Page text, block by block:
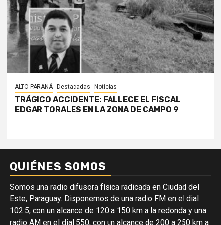
ALTO PARANÁ Destacadas Noticias
TRÁGICO ACCIDENTE: FALLECE EL FISCAL
EDGAR TORALES EN LA ZONA DE CAMPO 9
QUIÉNES SOMOS
Somos una radio difusora física radicada en Ciudad del
Este, Paraguay. Disponemos de una radio FM en el dial
102.5, con un alcance de 120 a 150 km a la redonda y una
radio AM en el dial 550, con un alcance de 200 a 250 km a